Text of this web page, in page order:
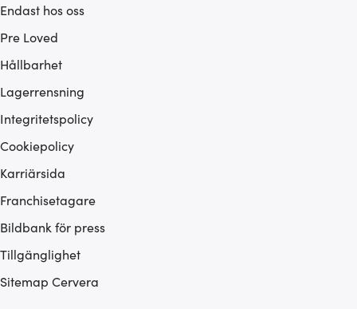
Endast hos oss
Pre Loved
Hållbarhet
Lagerrensning
Integritetspolicy
Cookiepolicy
Karriärsida
Franchisetagare
Bildbank för press
Tillgänglighet
Sitemap Cervera